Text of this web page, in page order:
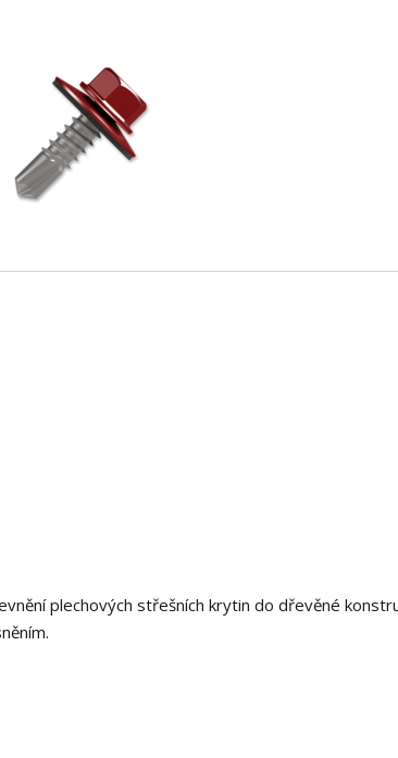
plechových střešních krytin do dřevěné